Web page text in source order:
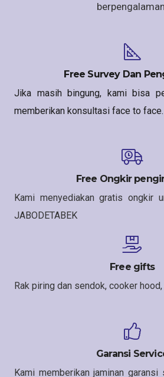
Free Survey Dan
Jika masih bingung, kami bisa
memberikan konsultasi face to face.
Free Ongkir
Kami menyediakan gratis ongkir
JABODETABEK
Free gifts
Rak piring dan sendok, cooker
Garansi
Kami memberikan jaminan